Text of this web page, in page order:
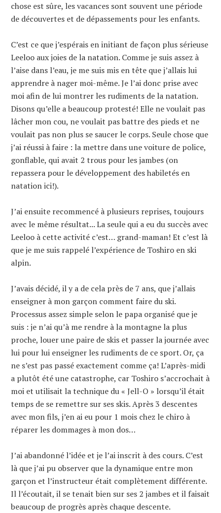
chose est sûre, les vacances sont souvent une période
de découvertes et de dépassements pour les enfants.
C’est ce que j’espérais en initiant de façon plus sérieuse
Leeloo aux joies de la natation. Comme je suis assez à
l’aise dans l’eau, je me suis mis en tête que j’allais lui
apprendre à nager moi-même. Je l’ai donc prise avec
moi afin de lui montrer les rudiments de la natation.
Disons qu’elle a beaucoup protesté! Elle ne voulait pas
lâcher mon cou, ne voulait pas battre des pieds et ne
voulait pas non plus se saucer le corps. Seule chose que
j’ai réussi à faire : la mettre dans une voiture de police,
gonflable, qui avait 2 trous pour les jambes (on
repassera pour le développement des habiletés en
natation ici!).
J’ai ensuite recommencé à plusieurs reprises, toujours
avec le même résultat... La seule qui a eu du succès avec
Leeloo à cette activité c’est… grand-maman! Et c’est là
que je me suis rappelé l’expérience de Toshiro en ski
alpin.
J’avais décidé, il y a de cela près de 7 ans, que j’allais
enseigner à mon garçon comment faire du ski.
Processus assez simple selon le papa organisé que je
suis : je n’ai qu’à me rendre à la montagne la plus
proche, louer une paire de skis et passer la journée avec
lui pour lui enseigner les rudiments de ce sport. Or, ça
ne s’est pas passé exactement comme ça! L’après-midi
a plutôt été une catastrophe, car Toshiro s’accrochait à
moi et utilisait la technique du « Jell-O » lorsqu’il était
temps de se remettre sur ses skis. Après 3 descentes
avec mon fils, j’en ai eu pour 1 mois chez le chiro à
réparer les dommages à mon dos…
J’ai abandonné l’idée et je l’ai inscrit à des cours. C’est
là que j’ai pu observer que la dynamique entre mon
garçon et l’instructeur était complètement différente.
Il l’écoutait, il se tenait bien sur ses 2 jambes et il faisait
beaucoup de progrès après chaque descente.